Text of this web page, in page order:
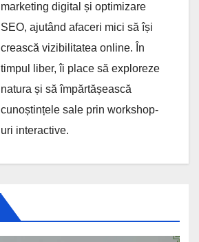
marketing digital și optimizare
SEO, ajutând afaceri mici să își
crească vizibilitatea online. În
timpul liber, îi place să exploreze
natura și să împărtășească
cunoștințele sale prin workshop-
uri interactive.